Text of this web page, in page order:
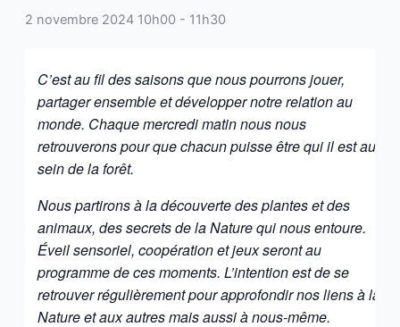
2 novembre 2024 10h00- 11h30
C’est au fil des saisons que nous pourrons jouer,
partager ensemble et développer notre relation au
monde. Chaque mercredi matin nous nous
retrouverons pour que chacun puisse être qui il est au
sein de la forêt.
Nous partirons à la découverte des plantes et des
animaux, des secrets de la Nature qui nous entoure.
Éveil sensoriel, coopération et jeux seront au
programme de ces moments. L’intention est de se
retrouver régulièrement pour approfondir nos liens à la
Nature et aux autres mais aussi à nous-même.